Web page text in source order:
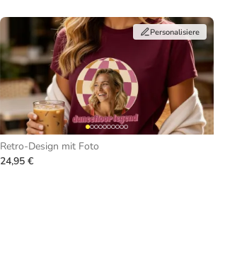
Personalisiere
Retro-Design mit Foto
24,95 €